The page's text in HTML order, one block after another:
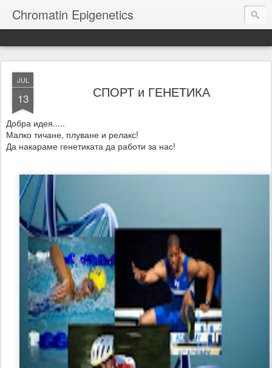
Chromatin Epigenetics
JUL
13 СПОРТ и ГЕНЕТИКА
Добра идея.....
Малко тичане, плуване и релакс!
Да накараме генетиката да работи за нас!